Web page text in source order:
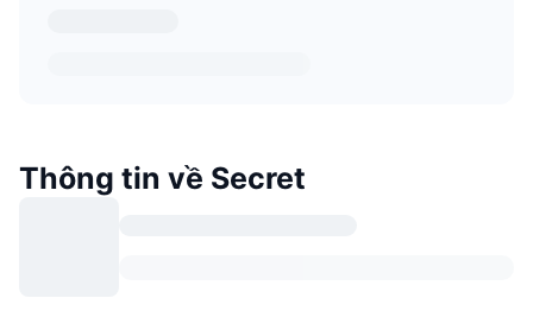
Thông tin về Secret